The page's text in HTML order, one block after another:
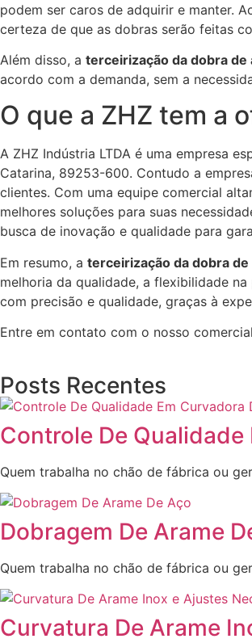
podem ser caros de adquirir e manter.
certeza de que as dobras serão feitas
Além disso, a terceirização da dobra de
acordo com a demanda, sem a
O que a ZHZ tem a
A ZHZ Indústria LTDA é uma empresa
Catarina, 89253-600. Contudo a
clientes. Com uma equipe comercial
melhores soluções para suas
busca de inovação e qualidade para
Em resumo, a terceirização da dobra de
melhoria da qualidade, a flexibilidade
com precisão e qualidade, graças à
Entre em contato com o nosso
Posts Recentes
Controle De
Quem trabalha no chão de fábrica ou
Dobragem De Arame
Quem trabalha no chão de fábrica ou
Curvatura De Arame